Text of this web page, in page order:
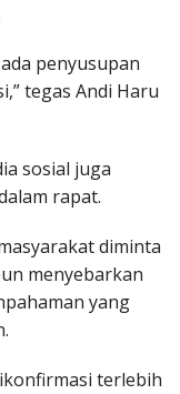
penyusupan
tegas Andi Haru
sosial juga
rapat.
diminta
menyebarkan
yang
terlebih